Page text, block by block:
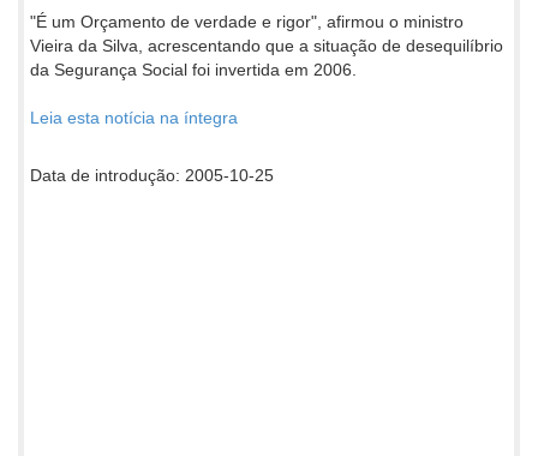
"É um Orçamento de verdade e rigor", afirmou o ministro
Vieira da Silva, acrescentando que a situação de desequilíbrio
da Segurança Social foi invertida em 2006.
Leia esta notícia na íntegra
Data de introdução: 2005-10-25